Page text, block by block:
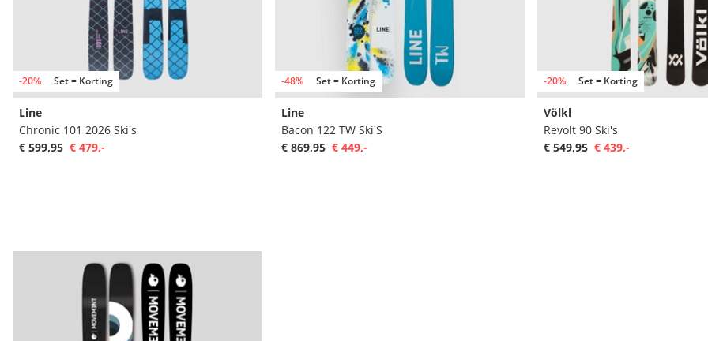
-20% Set = Korting
Line
Chronic 101 2026 Ski's
€ 599,95 € 479,-
-48% Set = Korting
Line
Bacon 122 TW Ski'S
€ 869,95 € 449,-
-20% Set = Korting
Völkl
Revolt 90 Ski's
€ 549,95 € 439,-